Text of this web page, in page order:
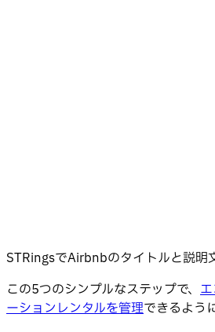
STRingsでAirbnbのタイトルと説明
この5つのシンプルなステップで、
ーションレンタルを管理できるよう